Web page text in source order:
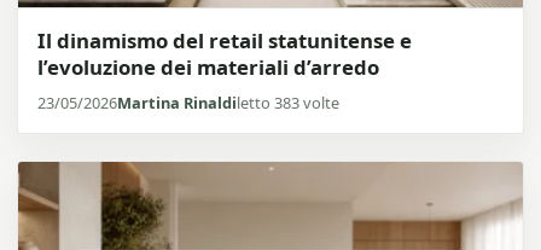
Il dinamismo del retail statunitense e
l’evoluzione dei materiali d’arredo
23/05/2026Martina Rinaldiletto 383 volte